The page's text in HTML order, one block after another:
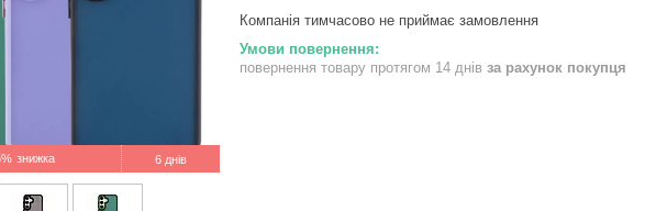
6 днів
Компанія тимчасово не приймає замовлення
повернення товару протягом 14 днів за рахунок покупця